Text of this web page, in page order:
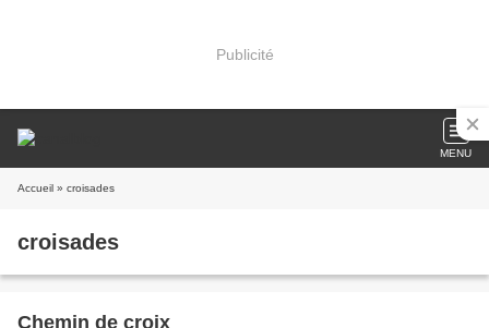
Publicité
MENU
Accueil » croisades
croisades
Chemin de croix